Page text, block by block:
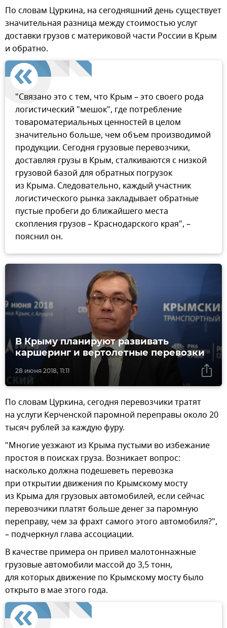
По словам Цуркина, на сегодняшний день существует
значительная разница между стоимостью услуг
доставки грузов с материковой части России в Крым
и обратно.
"Связано это с тем, что Крым – это своего рода
логистический "мешок", где потребление
товароматериальных ценностей в целом
значительно больше, чем объем производимой
продукции. Сегодня грузовые перевозчики,
доставляя грузы в Крым, сталкиваются с низкой
грузовой базой для обратных погрузок
из Крыма. Следовательно, каждый участник
логистического рынка закладывает обратные
пустые пробеги до ближайшего места
скопления грузов – Краснодарского края", –
пояснил он.
28 июня 2018, 11:11
В Крыму планируют развивать
каршеринг и вертолетные перевозки
По словам Цуркина, сегодня перевозчики тратят
на услуги Керченской паромной переправы около 20
тысяч рублей за каждую фуру.
"Многие уезжают из Крыма пустыми во избежание
простоя в поисках груза. Возникает вопрос:
насколько должна подешеветь перевозка
при открытии движения по Крымскому мосту
из Крыма для грузовых автомобилей, если сейчас
перевозчики платят больше денег за паромную
переправу, чем за фрахт самого этого автомобиля?",
– подчеркнул глава ассоциации.
В качестве примера он привел малотоннажные
грузовые автомобили массой до 3,5 тонн,
для которых движение по Крымскому мосту было
открыто в мае этого года.